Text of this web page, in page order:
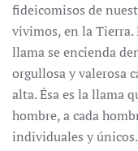
fideicomisos de
vivimos, en la Tierra.
llama se encienda
orgullosa y valerosa
alta. Ésa es la llama
hombre, a cada
individuales y